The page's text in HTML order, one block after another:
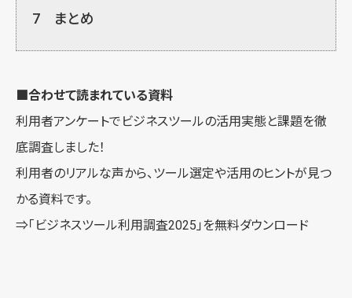
7 まとめ
■合わせて読まれている資料
利用者アンケートでビジネスツールの活用実態と課題を徹
底調査しました！
利用者のリアルな声から、ツール選定や活用のヒントが見つ
かる資料です。
⇒「ビジネスツール利用調査2025」を無料ダウンロード